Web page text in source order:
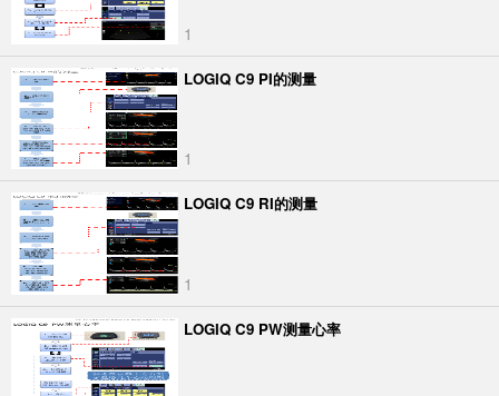
1
LOGIQ C9 PI的测量
1
LOGIQ C9 RI的测量
1
LOGIQ C9 PW测量心率